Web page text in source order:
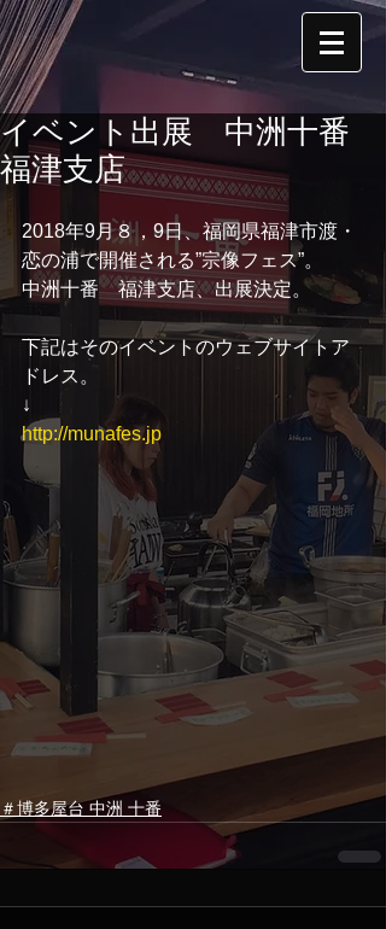
イベント出展 中洲十番
福津支店
2018年9月８，9日、福岡県福津市渡・
恋の浦で開催される”宗像フェス”。
中洲十番　福津支店、出展決定。
下記はそのイベントのウェブサイトア
ドレス。
↓
http://munafes.jp
＃博多屋台 中洲 十番